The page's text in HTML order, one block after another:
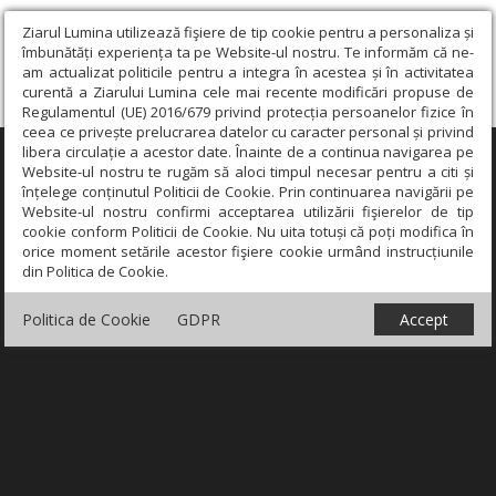
Ziarul Lumina utilizează fişiere de tip cookie pentru a personaliza și
îmbunătăți experiența ta pe Website-ul nostru. Te informăm că ne-
am actualizat politicile pentru a integra în acestea și în activitatea
curentă a Ziarului Lumina cele mai recente modificări propuse de
Regulamentul (UE) 2016/679 privind protecția persoanelor fizice în
ceea ce privește prelucrarea datelor cu caracter personal și privind
libera circulație a acestor date. Înainte de a continua navigarea pe
Website-ul nostru te rugăm să aloci timpul necesar pentru a citi și
înțelege conținutul Politicii de Cookie. Prin continuarea navigării pe
Website-ul nostru confirmi acceptarea utilizării fişierelor de tip
cookie conform Politicii de Cookie. Nu uita totuși că poți modifica în
orice moment setările acestor fişiere cookie urmând instrucțiunile
din Politica de Cookie.
Politica de Cookie GDPR Accept
×